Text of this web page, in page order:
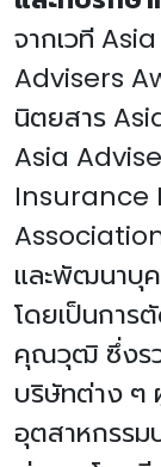
จากเวที
Advisers
นิตยสาร
Asia
Insurance
และพัฒนาบุค
โดยเป็นการ
คุณวุฒิ ซึ่งรว
บริษัทต่าง ๆ
อุตสาหกรรม